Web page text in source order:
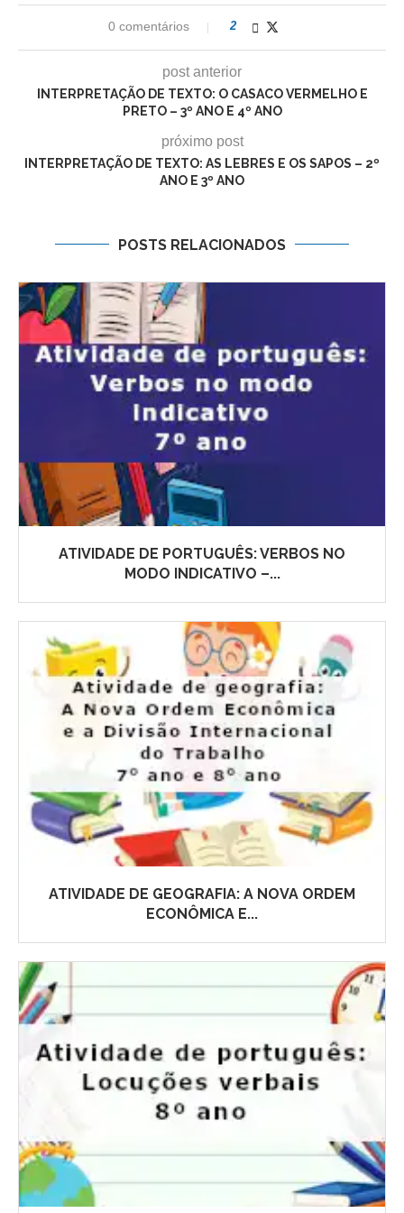
0 comentários 2
post anterior
INTERPRETAÇÃO DE TEXTO: O CASACO VERMELHO E
PRETO – 3º ANO E 4º ANO
próximo post
INTERPRETAÇÃO DE TEXTO: AS LEBRES E OS SAPOS – 2º
ANO E 3º ANO
POSTS RELACIONADOS
ATIVIDADE DE PORTUGUÊS: VERBOS NO
MODO INDICATIVO –...
ATIVIDADE DE GEOGRAFIA: A NOVA ORDEM
ECONÔMICA E...